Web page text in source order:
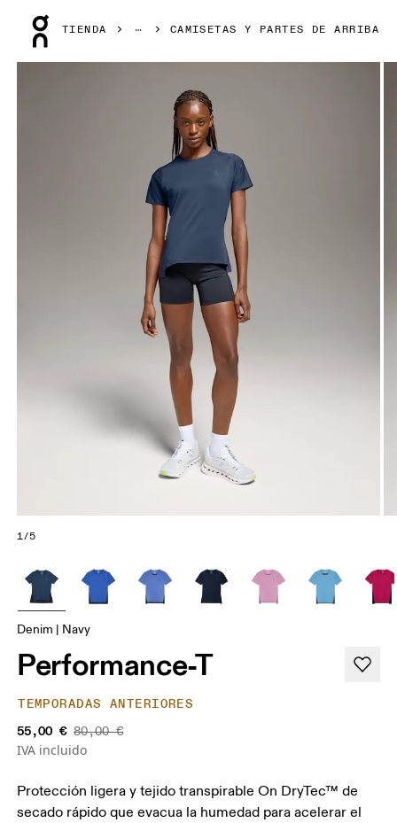
TIENDA CAMISETAS Y PARTES DE ARRIBA
1/5
Denim | Navy
Performance-T
TEMPORADAS ANTERIORES
55,00 € 80,00 €
IVA incluido
Protección ligera y tejido transpirable On DryTec™ de
secado rápido que evacua la humedad para acelerar el